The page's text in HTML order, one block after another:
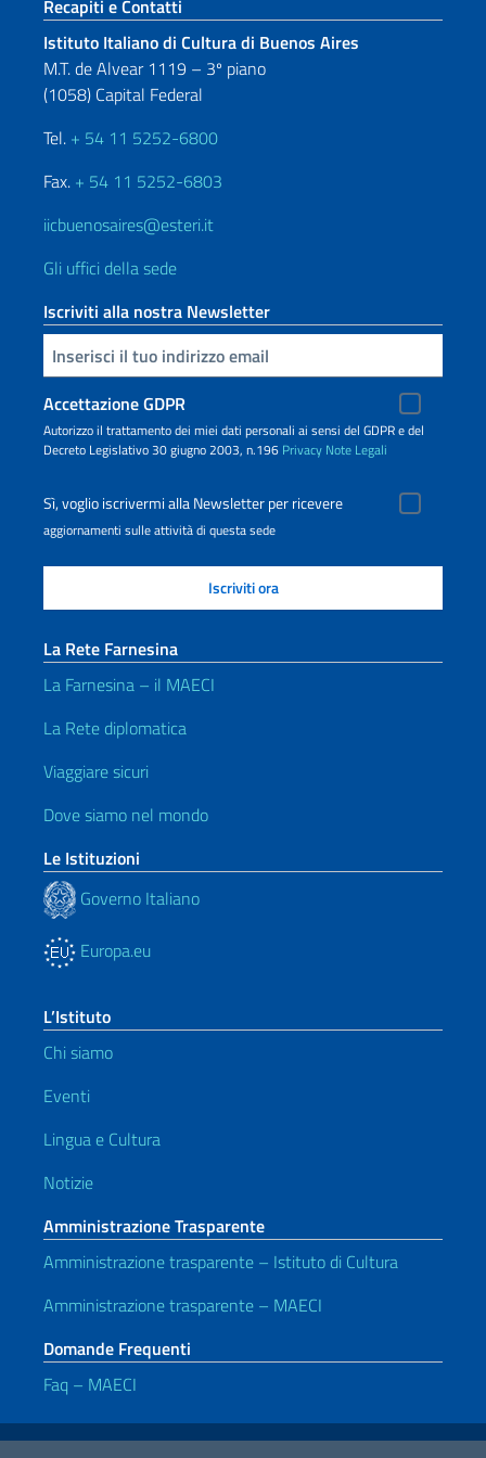
Recapiti e Contatti
Istituto Italiano di Cultura di Buenos Aires
M.T. de Alvear 1119 – 3º piano
(1058) Capital Federal
Tel. + 54 11 5252-6800
Fax. + 54 11 5252-6803
iicbuenosaires@esteri.it
Gli uffici della sede
Iscriviti alla nostra Newsletter
Inserisci la tua email
Accettazione GDPR
Autorizzo il trattamento dei miei dati personali ai sensi del GDPR e del
Decreto Legislativo 30 giugno 2003, n.196 Privacy Note Legali
Sì, voglio iscrivermi alla Newsletter per ricevere
aggiornamenti sulle attività di questa sede
La Rete Farnesina
La Farnesina – il MAECI
La Rete diplomatica
Viaggiare sicuri
Dove siamo nel mondo
Le Istituzioni
Governo Italiano
Europa.eu
L’Istituto
Chi siamo
Eventi
Lingua e Cultura
Notizie
Amministrazione Trasparente
Amministrazione trasparente – Istituto di Cultura
Amministrazione trasparente – MAECI
Domande Frequenti
Faq – MAECI
Link Utili